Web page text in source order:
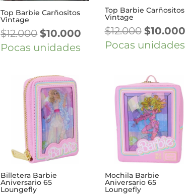
Top Barbie Carñositos
Vintage
$12.000 El
precio
$12.000.
$10.000
precio
$10.000.
Pocas unidades
Top Barbie Carñositos
Vintage
$12.000 El
precio
$12.000.
$10.000El
Pocas unidades
Billetera Barbie
Aniversario 65
Loungefly
Mochila Barbie
Aniversario 65
Loungefly